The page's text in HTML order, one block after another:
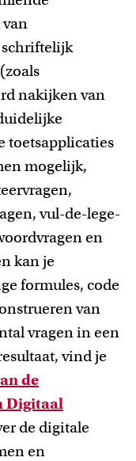
nakijken van
toetsapplicaties
mogelijk,
vul-de-lege-
en
kan je
formules, code
van
vragen in een
vind je
de
Digitaal
de digitale
en